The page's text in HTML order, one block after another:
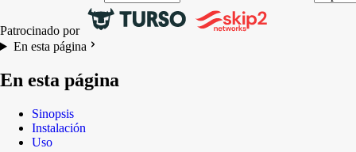
Patrocinado por
En esta página
En esta página
Sinopsis
Instalación
Uso